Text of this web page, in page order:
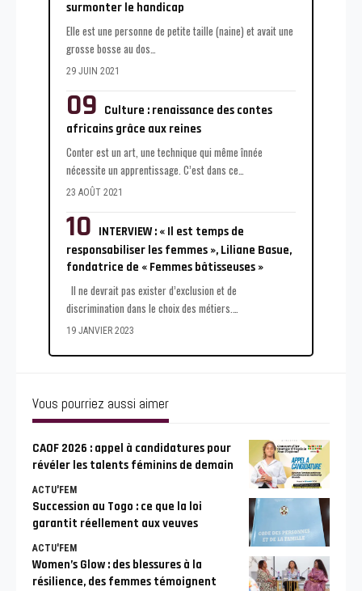
surmonter le handicap
Elle est une personne de petite taille (naine) et avait une
grosse bosse au dos…
29 JUIN 2021
Culture : renaissance des contes
africains grâce aux reines
Conter est un art, une technique qui même înnée
nécessite un apprentissage. C’est dans ce…
23 AOÛT 2021
INTERVIEW : « Il est temps de
responsabiliser les femmes », Liliane Basue,
fondatrice de « Femmes bâtisseuses »
Il ne devrait pas exister d’exclusion et de
discrimination dans le choix des métiers.…
19 JANVIER 2023
Vous pourriez aussi aimer
CAOF 2026 : appel à candidatures pour
révéler les talents féminins de demain
ACTU'FEM
Succession au Togo : ce que la loi
garantit réellement aux veuves
ACTU'FEM
Women’s Glow : des blessures à la
résilience, des femmes témoignent